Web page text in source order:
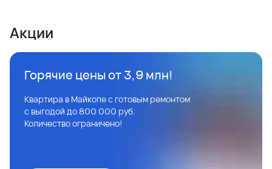
Акции
Горячие цены от 3,9 млн!
Квартира в Майкопе с готовым ремонтом
с выгодой до 800 000 руб.
Количество ограничено!